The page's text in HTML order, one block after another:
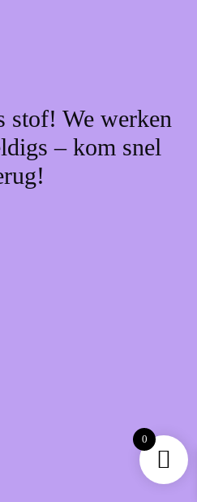
stof! We werken
– kom snel
0